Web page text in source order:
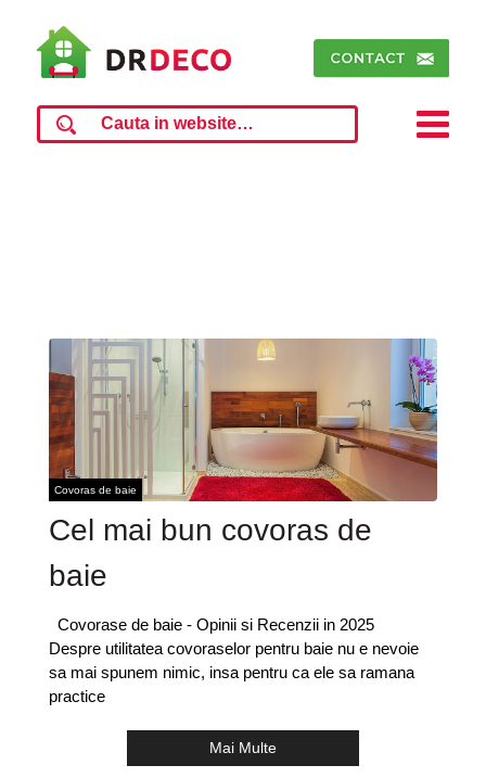
Covoras de baie
Cel mai bun covoras de
baie
Covorase de baie - Opinii si Recenzii in 2025
Despre utilitatea covoraselor pentru baie nu e nevoie
sa mai spunem nimic, insa pentru ca ele sa ramana
practice
Mai Multe